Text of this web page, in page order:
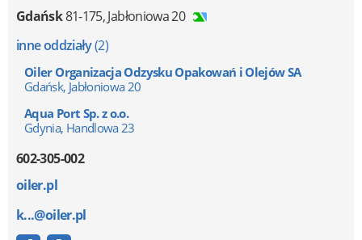
Gdańsk81-175,Jabłoniowa 20
inne oddziały(2)
Oiler Organizacja Odzysku Opakowań i Olejów SA
Gdańsk, Jabłoniowa 20
Aqua Port Sp. z o.o.
Gdynia, Handlowa 23
602-305-002
oiler.pl
k...@oiler.pl